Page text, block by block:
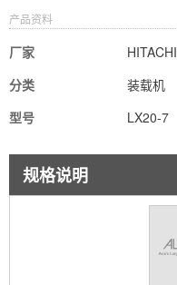
产品资料
厂家
HITACHI
分类
装载机
型号
LX20-7
规格说明